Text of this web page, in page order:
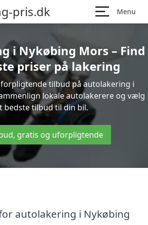
pris.dk Menu
i Nykøbing Mors – Find
priser på lakering
tilbud på autolakering i
lokale autolakerere og vælg
bedste tilbud til din bil.
gratis og uforpligtende
autolakering i Nykøbing